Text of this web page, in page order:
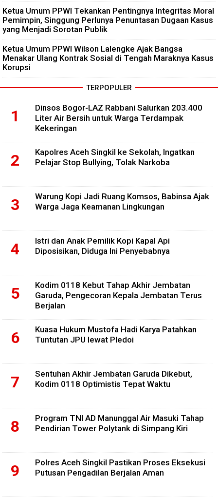
Ketua Umum PPWI Tekankan Pentingnya Integritas Moral
Pemimpin, Singgung Perlunya Penuntasan Dugaan Kasus
yang Menjadi Sorotan Publik
Ketua Umum PPWI Wilson Lalengke Ajak Bangsa
Menakar Ulang Kontrak Sosial di Tengah Maraknya Kasus
Korupsi
TERPOPULER
Dinsos Bogor-LAZ Rabbani Salurkan 203.400
Liter Air Bersih untuk Warga Terdampak
Kekeringan
Kapolres Aceh Singkil ke Sekolah, Ingatkan
Pelajar Stop Bullying, Tolak Narkoba
Warung Kopi Jadi Ruang Komsos, Babinsa Ajak
Warga Jaga Keamanan Lingkungan
Istri dan Anak Pemilik Kopi Kapal Api
Diposisikan, Diduga Ini Penyebabnya
Kodim 0118 Kebut Tahap Akhir Jembatan
Garuda, Pengecoran Kepala Jembatan Terus
Berjalan
Kuasa Hukum Mustofa Hadi Karya Patahkan
Tuntutan JPU lewat Pledoi
Sentuhan Akhir Jembatan Garuda Dikebut,
Kodim 0118 Optimistis Tepat Waktu
Program TNI AD Manunggal Air Masuki Tahap
Pendirian Tower Polytank di Simpang Kiri
Polres Aceh Singkil Pastikan Proses Eksekusi
Putusan Pengadilan Berjalan Aman